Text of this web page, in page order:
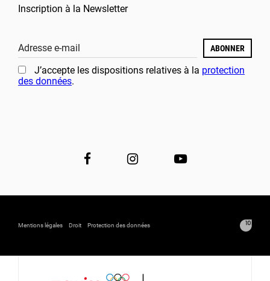
Inscription à la Newsletter
Adresse e-mail ABONNER
J’accepte les dispositions relatives à la protection
des données.
Mentions légales Droit Protection des données